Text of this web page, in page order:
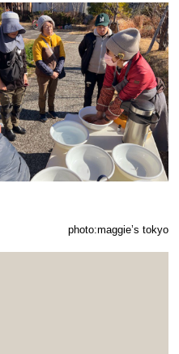
photo:maggie’s tokyo